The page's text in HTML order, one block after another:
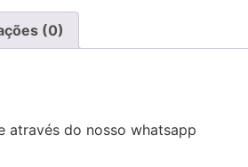
(0)
através do nosso whatsapp